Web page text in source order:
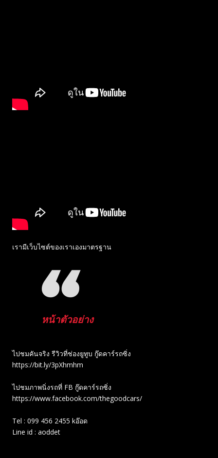
เรามีเว็บไซต์ของเราเองมาตรฐาน
หน้าตัวอย่าง
ไปชมคันจริง รีวิวที่ช่องยู​ทูบ​ กู๊ดคาร์รถซิ่ง
https://bit.ly/3pXhmhm​
ไปชมภาพนิ่งรถที่ FB กู๊ดคาร์รถซิ่ง
https://www.facebook.com/thegoodcars/
Tel : 099 456 2455 kอ๊อด
Line id : aoddet